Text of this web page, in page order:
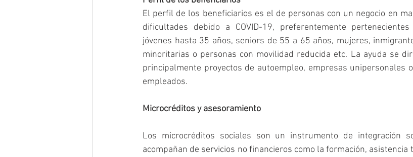
El perfil de los beneficiarios es el de personas con un negocio en
dificultades debido a COVID-19, preferentemente
jóvenes hasta 35 años, seniors de 55 a 65 años, mujeres,
minoritarias o personas con movilidad reducida etc. La ayuda se
principalmente proyectos de autoempleo, empresas unipersonales
empleados.
Microcréditos y asesoramiento
Los microcréditos sociales son un instrumento de integración
acompañan de servicios no financieros como la formación, asistencia